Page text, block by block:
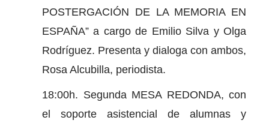
POSTERGACIÓN DE LA MEMORIA EN
ESPAÑA” a cargo de Emilio Silva y Olga
Rodríguez. Presenta y dialoga con ambos,
Rosa Alcubilla, periodista.
18:00h. Segunda MESA REDONDA, con
el soporte asistencial de alumnas y